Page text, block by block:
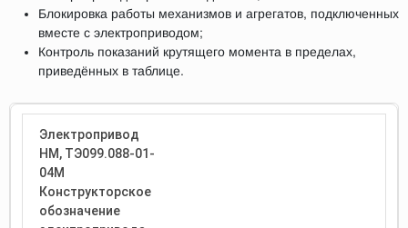
Блокировка работы механизмов и агрегатов, подключенных
вместе с электроприводом;
Контроль показаний крутящего момента в пределах,
приведённых в таблице.